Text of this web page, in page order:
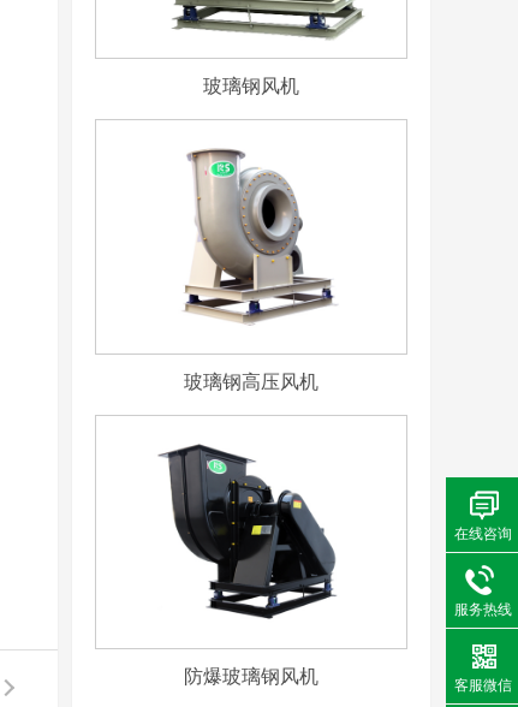
玻璃钢风机
玻璃钢高压风机
防爆玻璃钢风机
在线咨询
服务热线
客服微信